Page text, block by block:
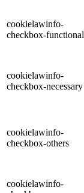
cookielawinfo-
checkbox-functional
cookielawinfo-
checkbox-necessary
cookielawinfo-
checkbox-others
cookielawinfo-